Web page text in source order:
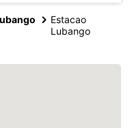
Estacao
Lubango